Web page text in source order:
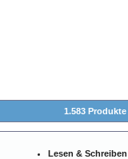
1.583
Lesen & Schreiben